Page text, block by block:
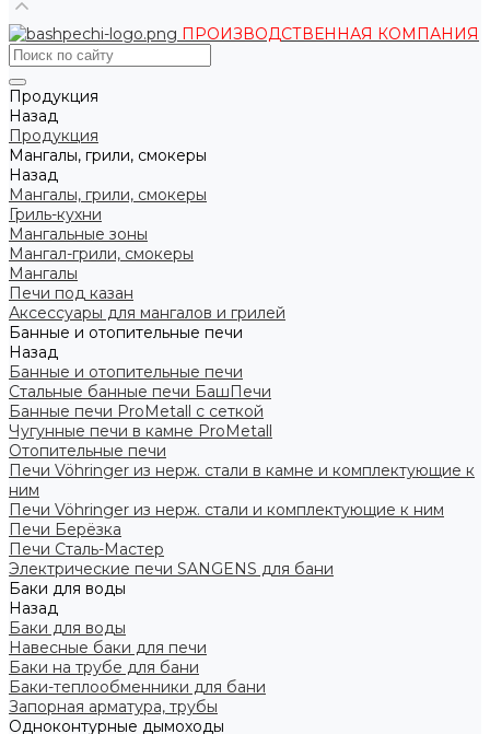
ПРОИЗВОДСТВЕННАЯ КОМПАНИЯ
Продукция
Назад
Продукция
Мангалы, грили, смокеры
Назад
Мангалы, грили, смокеры
Гриль-кухни
Мангальные зоны
Мангал-грили, смокеры
Мангалы
Печи под казан
Аксессуары для мангалов и грилей
Банные и отопительные печи
Назад
Банные и отопительные печи
Стальные банные печи БашПечи
Банные печи ProMetall с сеткой
Чугунные печи в камне ProMetall
Отопительные печи
Печи Vöhringer из нерж. стали в камне и комплектующие к
ним
Печи Vöhringer из нерж. стали и комплектующие к ним
Печи Берёзка
Печи Сталь-Мастер
Электрические печи SANGENS для бани
Баки для воды
Назад
Баки для воды
Навесные баки для печи
Баки на трубе для бани
Баки-теплообменники для бани
Запорная арматура, трубы
Одноконтурные дымоходы